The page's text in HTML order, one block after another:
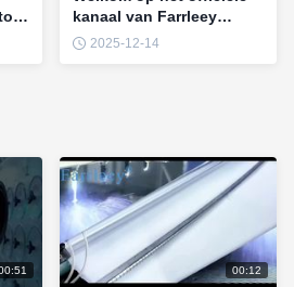
kanaal van Farrleey
Filtration!
2025-12-14
00:12